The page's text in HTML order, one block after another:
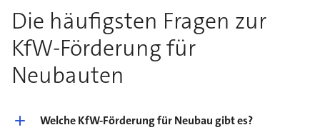
Die häufigsten Fragen zur
KfW-Förderung für
Neubauten
Welche KfW-Förderung für Neubau gibt es?